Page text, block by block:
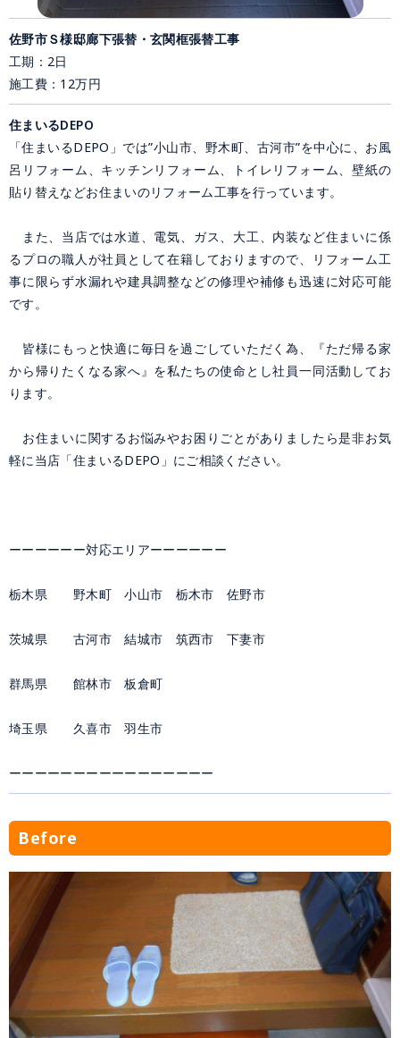
佐野市Ｓ様邸廊下張替・玄関框張替工事
工期：2日
施工費：12万円
住まいるDEPO
「住まいるDEPO」では”小山市、野木町、古河市”を中心に、お風
呂リフォーム、キッチンリフォーム、トイレリフォーム、壁紙の
貼り替えなどお住まいのリフォーム工事を行っています。
また、当店では水道、電気、ガス、大工、内装など住まいに係
るプロの職人が社員として在籍しておりますので、リフォーム工
事に限らず水漏れや建具調整などの修理や補修も迅速に対応可能
です。
皆様にもっと快適に毎日を過ごしていただく為、『ただ帰る家
から帰りたくなる家へ』を私たちの使命とし社員一同活動してお
ります。
お住まいに関するお悩みやお困りごとがありましたら是非お気
軽に当店「住まいるDEPO」にご相談ください。
ーーーーーー対応エリアーーーーーー
栃木県 野木町 小山市 栃木市 佐野市
茨城県 古河市 結城市 筑西市 下妻市
群馬県 館林市 板倉町
埼玉県 久喜市 羽生市
ーーーーーーーーーーーーーーーー
Before